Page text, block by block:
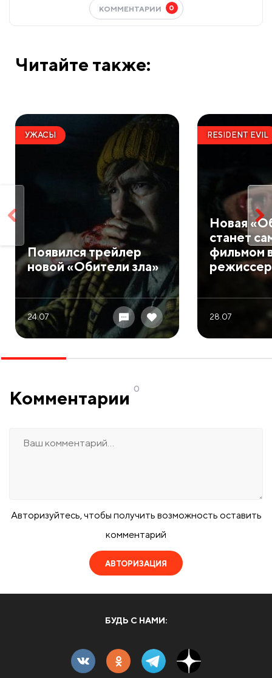
КОММЕНТАРИИ 0
Читайте также:
УЖАСЫ
Появился трейлер
новой «Обители зла»
24.07
RESIDENT EVIL
Новая
станет
фильмом
28.07
Комментарии 0
Авторизуйтесь, чтобы получить возможность оставить
комментарий
АВТОРИЗАЦИЯ
БУДЬ С НАМИ: